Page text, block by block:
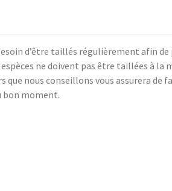
d’être taillés régulièrement afin
ne doivent pas être taillées à la
que nous conseillons vous assurera de
bon moment.